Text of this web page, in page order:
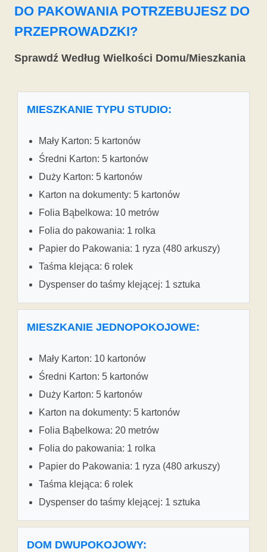
DO PAKOWANIA POTRZEBUJESZ DO
PRZEPROWADZKI?
Sprawdź Według Wielkości Domu/Mieszkania
MIESZKANIE TYPU STUDIO:
Mały Karton: 5 kartonów
Średni Karton: 5 kartonów
Duży Karton: 5 kartonów
Karton na dokumenty: 5 kartonów
Folia Bąbelkowa: 10 metrów
Folia do pakowania: 1 rolka
Papier do Pakowania: 1 ryza (480 arkuszy)
Taśma klejąca: 6 rolek
Dyspenser do taśmy klejącej: 1 sztuka
MIESZKANIE JEDNOPOKOJOWE:
Mały Karton: 10 kartonów
Średni Karton: 5 kartonów
Duży Karton: 5 kartonów
Karton na dokumenty: 5 kartonów
Folia Bąbelkowa: 20 metrów
Folia do pakowania: 1 rolka
Papier do Pakowania: 1 ryza (480 arkuszy)
Taśma klejąca: 6 rolek
Dyspenser do taśmy klejącej: 1 sztuka
DOM DWUPOKOJOWY: